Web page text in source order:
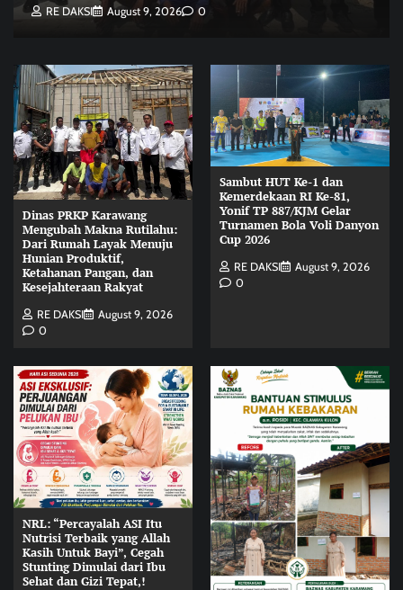
RE DAKSI August 9, 2026 0
Dinas PRKP Karawang
Mengubah Makna Rutilahu:
Dari Rumah Layak Menuju
Hunian Produktif,
Ketahanan Pangan, dan
Kesejahteraan Rakyat
RE DAKSI
August 9, 2026
0
Sambut HUT Ke-1 dan
Kemerdekaan RI Ke-81,
Yonif TP 887/KJM Gelar
Turnamen Bola Voli Danyon
Cup 2026
RE DAKSI
August 9, 2026
0
NRL: “Percayalah ASI Itu
Nutrisi Terbaik yang Allah
Kasih Untuk Bayi”, Cegah
Stunting Dimulai dari Ibu
Sehat dan Gizi Tepat,!